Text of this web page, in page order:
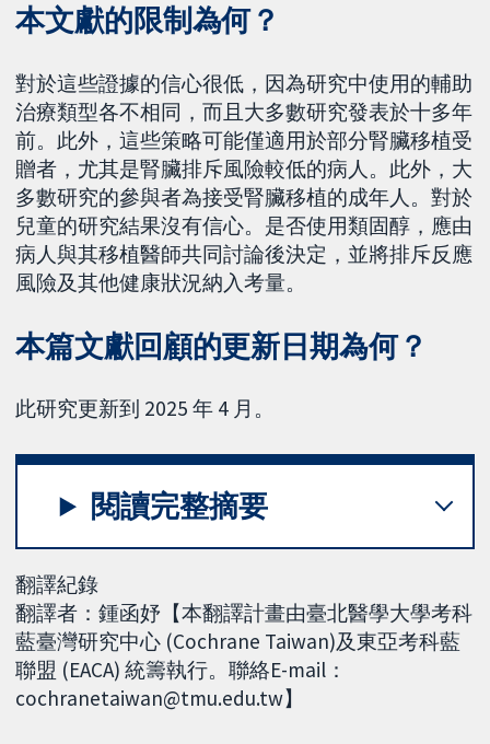
本文獻的限制為何？
對於這些證據的信心很低，因為研究中使用的輔助
治療類型各不相同，而且大多數研究發表於十多年
前。此外，這些策略可能僅適用於部分腎臟移植受
贈者，尤其是腎臟排斥風險較低的病人。此外，大
多數研究的參與者為接受腎臟移植的成年人。對於
兒童的研究結果沒有信心。是否使用類固醇，應由
病人與其移植醫師共同討論後決定，並將排斥反應
風險及其他健康狀況納入考量。
本篇文獻回顧的更新日期為何？
此研究更新到 2025 年 4 月。
閱讀完整摘要
翻譯紀錄
翻譯者：鍾函妤【本翻譯計畫由臺北醫學大學考科
藍臺灣研究中心 (Cochrane Taiwan)及東亞考科藍
聯盟 (EACA) 統籌執行。聯絡E-mail：
cochranetaiwan@tmu.edu.tw】